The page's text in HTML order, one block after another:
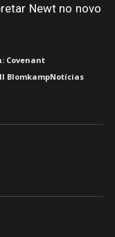
Newt no novo
Covenant
BlomkampNotícias